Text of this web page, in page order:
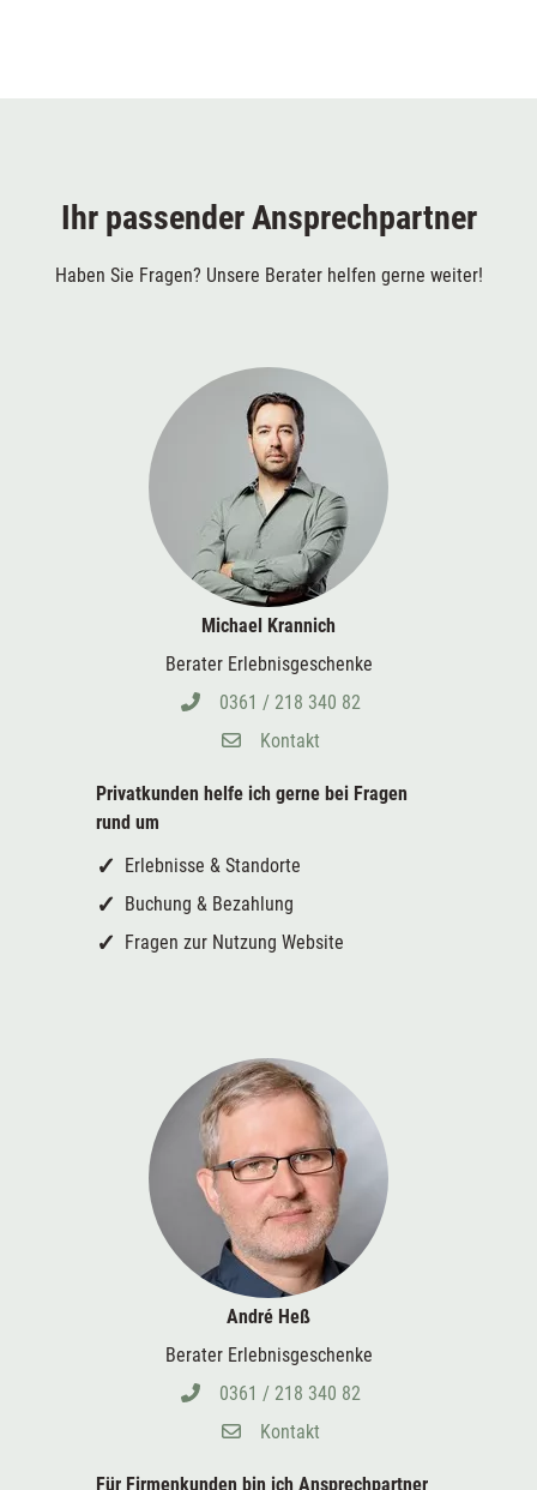
Ihr passender Ansprechpartner
Haben Sie Fragen? Unsere Berater helfen gerne weiter!
Michael Krannich
Berater Erlebnisgeschenke
0361 / 218 340 82
Kontakt
Privatkunden helfe ich gerne bei Fragen
rund um
Erlebnisse & Standorte
Buchung & Bezahlung
Fragen zur Nutzung Website
André Heß
Berater Erlebnisgeschenke
0361 / 218 340 82
Kontakt
Für Firmenkunden bin ich Ansprechpartner